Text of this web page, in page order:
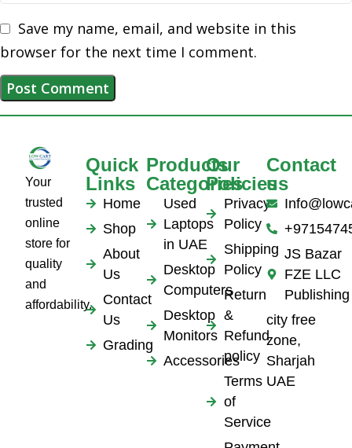
Save my name, email, and website in this
browser for the next time I comment.
Your
trusted
online
store for
quality
and
affordability.
Quick
Links
Home
Shop
About
Us
Contact
Us
Grading
Products
Categories
Used
Laptops
in UAE
Desktop
Computers
Desktop
Monitors
Accessories
Our
Policies
Privacy
Policy
Shipping
Policy
Return
&
Refund
policy
Terms
of
Service
Contact
us
JS Bazar
FZE LLC
Publishing
city free
zone,
Sharjah
UAE